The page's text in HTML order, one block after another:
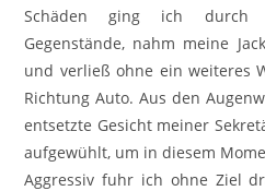
Schäden ging ich durch
Gegenstände, nahm meine
und verließ ohne ein weiteres
Richtung Auto. Aus den
entsetzte Gesicht meiner
aufgewühlt, um in diesem
Aggressiv fuhr ich ohne Ziel